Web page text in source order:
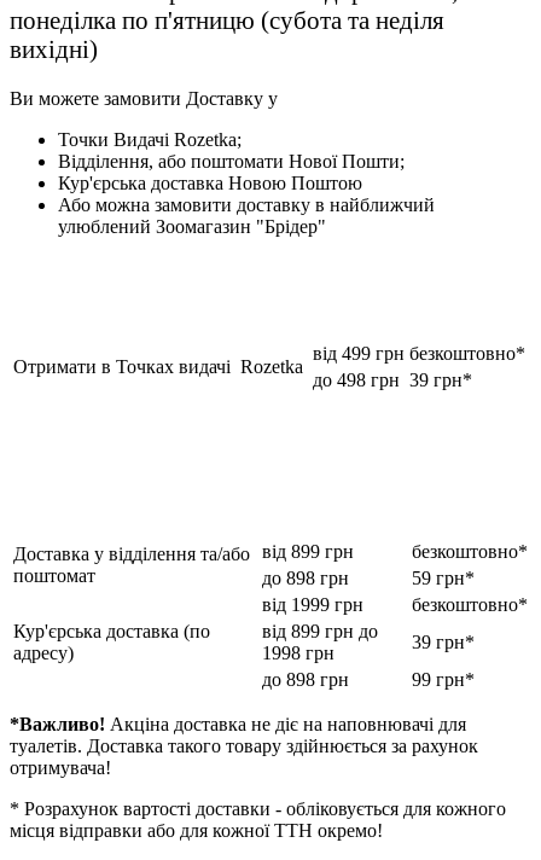
понеділка по п'ятницю (субота та неділя
вихідні)
Ви можете замовити Доставку у
Точки Видачі Rozetka;
Відділення, або поштомати Нової Пошти;
Кур'єрська доставка Новою Поштою
Або можна замовити доставку в найближчий
улюблений Зоомагазин "Брідер"
Отримати в Точках видачі Rozetka
від 499 грн безкоштовно*
до 498 грн 39 грн*
Доставка у відділення та/або
поштомат
від 899 грн
безкоштовно*
до 898 грн
59 грн*
Кур'єрська доставка (по
адресу)
від 1999 грн
безкоштовно*
від 899 грн до
1998 грн
39 грн*
до 898 грн
99 грн*
*Важливо! Акціна доставка не діє на наповнювачі для
туалетів. Доставка такого товару здійнюється за рахунок
отримувача!
* Розрахунок вартості доставки - обліковується для кожного
місця відправки або для кожної ТТН окремо!